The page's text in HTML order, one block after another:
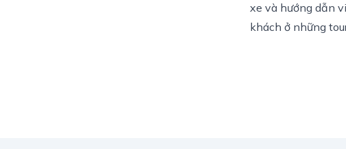
xe và hướng dẫn
khách ở những